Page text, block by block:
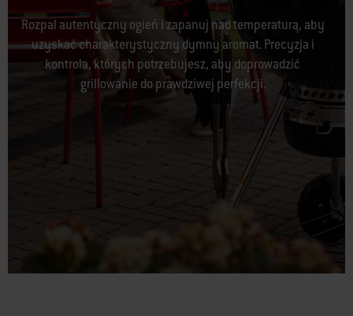
Rozpal autentyczny ogień i zapanuj nad temperaturą, aby
uzyskać charakterystyczny dymny aromat. Precyzja i
kontrola, których potrzebujesz, aby doprowadzić
grillowanie do prawdziwej perfekcji.